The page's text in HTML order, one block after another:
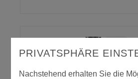
PRIVATSPHÄRE
Nachstehend erhalten Sie die